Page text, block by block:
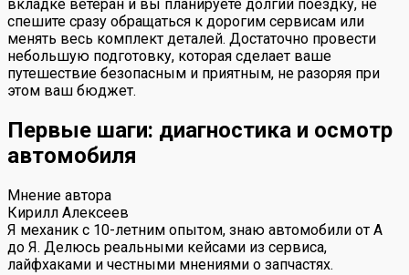
вкладке ветеран и вы планируете долгий поездку, не
спешите сразу обращаться к дорогим сервисам или
менять весь комплект деталей. Достаточно провести
небольшую подготовку, которая сделает ваше
путешествие безопасным и приятным, не разоряя при
этом ваш бюджет.
Первые шаги: диагностика и осмотр
автомобиля
Мнение автора
Кирилл Алексеев
Я механик с 10-летним опытом, знаю автомобили от А
до Я. Делюсь реальными кейсами из сервиса,
лайфхаками и честными мнениями о запчастях.